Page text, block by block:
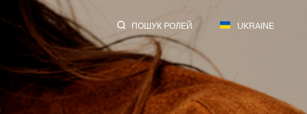
ПОШУК РОЛЕЙ UKRAINE